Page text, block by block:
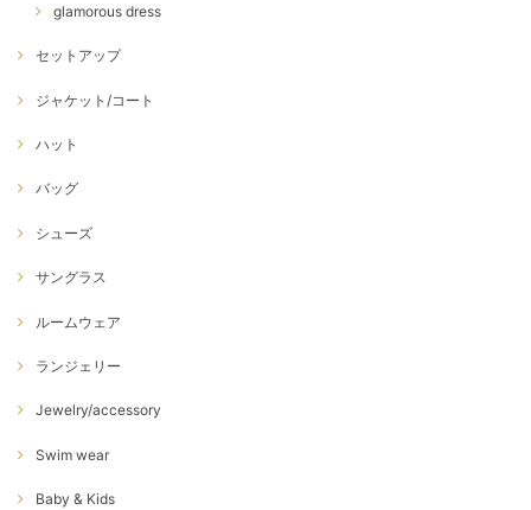
glamorous dress
セットアップ
ジャケット/コート
ハット
バッグ
シューズ
サングラス
ルームウェア
ランジェリー
Jewelry/accessory
Swim wear
Baby & Kids